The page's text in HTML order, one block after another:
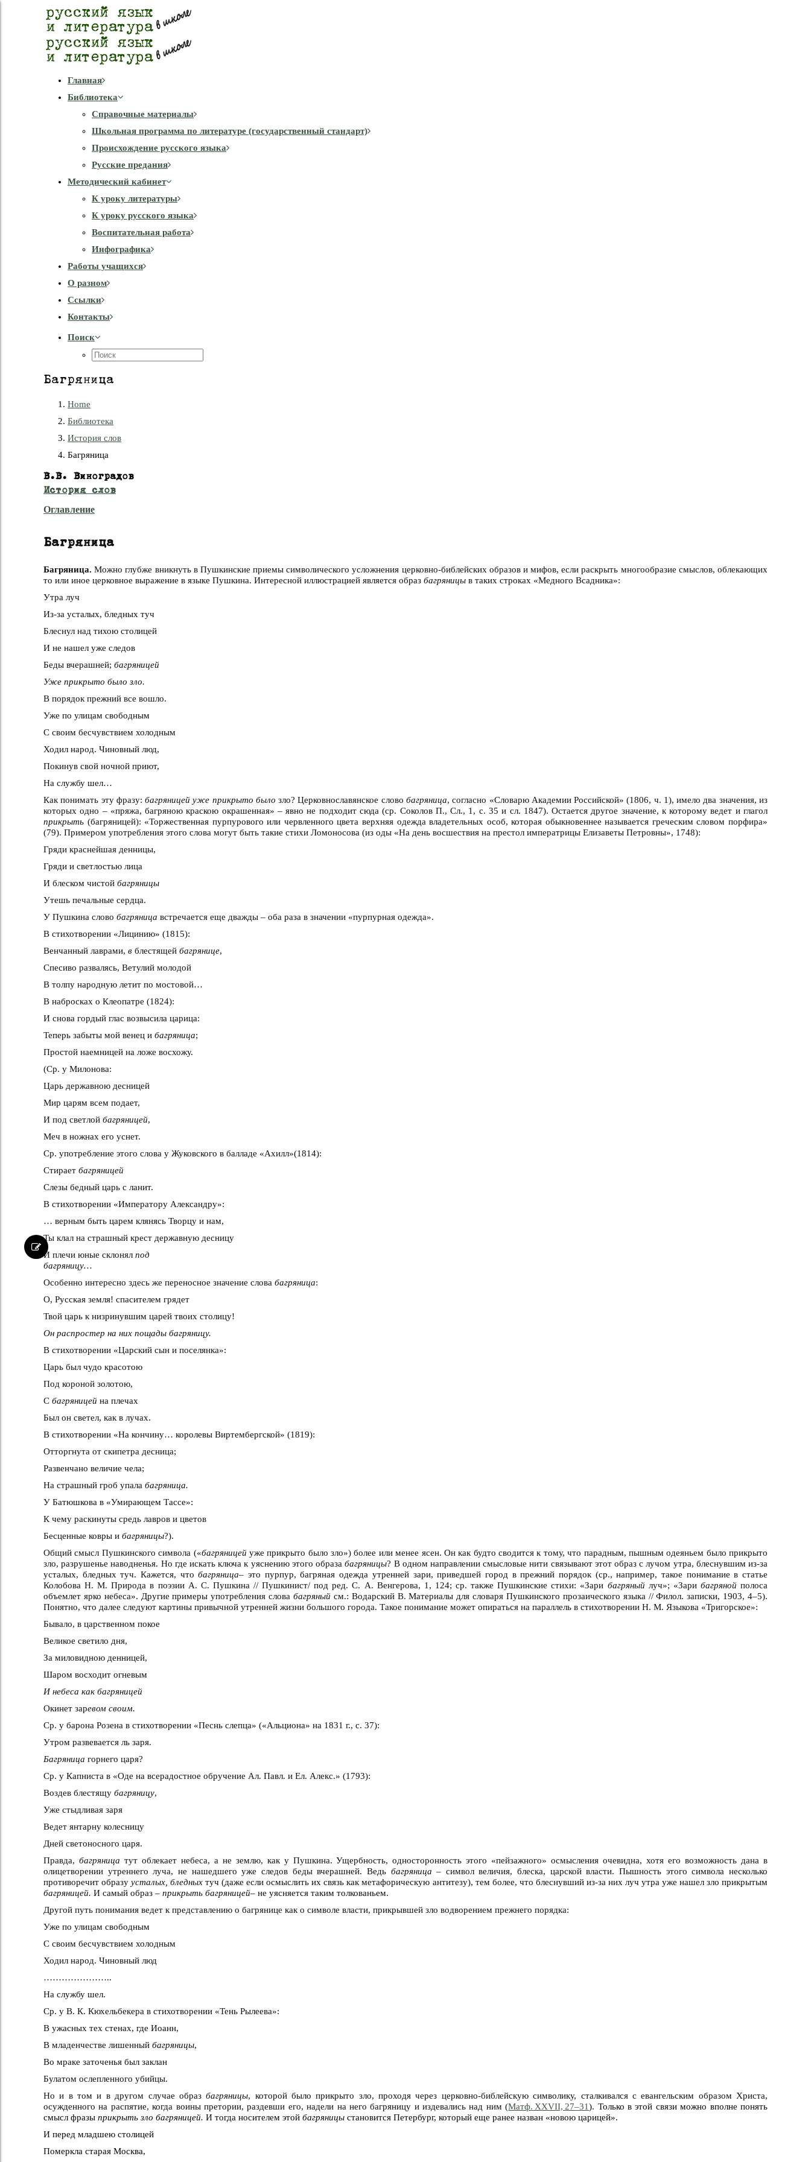
Главная
Библиотека
Справочные материалы
Школьная программа по литературе (государственный стандарт)
Происхождение русского языка
Русские предания
Методический кабинет
К уроку литературы
К уроку русского языка
Воспитательная работа
Инфографика
Работы учащихся
О разном
Cсылки
Контакты
Поиск
Багряница
Home
Библиотека
История слов
Багряница
В.В. Виноградов
История слов
Оглавление
Багряница
Багряница. Можно глубже вникнуть в Пушкинские приемы символического усложнения церковно-библейских образов и мифов, если раскрыть многообразие смыслов, облекающих
то или иное церковное выражение в языке Пушкина. Интересной иллюстрацией является образ багряницы в таких строках «Медного Всадника»:
Утра луч
Из-за усталых, бледных туч
Блеснул над тихою столицей
И не нашел уже следов
Беды вчерашней; багряницей
Уже прикрыто было зло.
В порядок прежний все вошло.
Уже по улицам свободным
С своим бесчувствием холодным
Ходил народ. Чиновный люд,
Покинув свой ночной приют,
На службу шел…
Как понимать эту фразу:багряницей уже прикрыто было зло? Церковнославянское словобагряница, согласно «Словарю Академии Российской» (1806, ч. 1), имело два значения, из
которых одно – «пряжа, багряною краскою окрашенная» – явно не подходит сюда (ср. Соколов П., Сл., 1, с. 35 и сл. 1847). Остается другое значение, к которому ведет и глагол
прикрыть (багряницей): «Торжественная пурпурового или червленного цвета верхняя одежда владетельных особ, которая обыкновеннее называется греческим словом порфира»
(79). Примером употребления этого слова могут быть такие стихи Ломоносова (из оды «На день восшествия на престол императрицы Елизаветы Петровны», 1748):
Гряди краснейшая денницы,
Гряди и светлостью лица
И блеском чистой багряницы
Утешь печальные сердца.
У Пушкина слово багряница встречается еще дважды – оба раза в значении «пурпурная одежда».
В стихотворении «Лицинию» (1815):
Венчанный лаврами, в блестящей багрянице,
Спесиво развалясь, Ветулий молодой
В толпу народную летит по мостовой…
В набросках о Клеопатре (1824):
И снова гордый глас возвысила царица:
Теперь забыты мой венец и багряница;
Простой наемницей на ложе восхожу.
(Ср. у Милонова:
Царь державною десницей
Мир царям всем подает,
И под светлой багряницей,
Меч в ножнах его уснет.
Ср. употребление этого слова у Жуковского в балладе «Ахилл»(1814):
Стирает багряницей
Слезы бедный царь с ланит.
В стихотворении «Императору Александру»:
… верным быть царем клянясь Творцу и нам,
Ты клал на страшный крест державную десницу
И плечи юные склонял под
багряницу…
Особенно интересно здесь же переносное значение слова багряница:
О, Русская земля! спасителем грядет
Твой царь к низринувшим царей твоих столицу!
Он распростер на них пощады багряницу.
В стихотворении «Царский сын и поселянка»:
Царь был чудо красотою
Под короной золотою,
С багряницей на плечах
Был он светел, как в лучах.
В стихотворении «На кончину… королевы Виртембергской» (1819):
Отторгнута от скипетра десница;
Развенчано величие чела;
На страшный гроб упала багряница.
У Батюшкова в «Умирающем Тассе»:
К чему раскинуты средь лавров и цветов
Бесценные ковры и багряницы?).
Общий смысл Пушкинского символа («багряницейуже прикрыто было зло») более или менее ясен. Он как будто сводится к тому, что парадным, пышным одеяньем было прикрыто
зло, разрушенье наводненья. Но где искать ключа к уяснению этого образабагряницы? В одном направлении смысловые нити связывают этот образ с лучом утра, блеснувшим из-за
усталых, бледных туч. Кажется, чтобагряница– это пурпур, багряная одежда утренней зари, приведшей город в прежний порядок (ср., например, такое понимание в статье
Колобова Н. М. Природа в поэзии А. С. Пушкина // Пушкинист/ под ред. С. А. Венгерова, 1, 124; ср. также Пушкинские стихи: «Зари багряныйлуч»; «Зари багрянойполоса
объемлет ярко небеса». Другие примеры употребления слова багряный см.: Водарский В. Материалы для словаря Пушкинского прозаического языка // Филол. записки, 1903, 4–5).
Понятно, что далее следуют картины привычной утренней жизни большого города. Такое понимание может опираться на параллель в стихотворении Н. М. Языкова «Тригорское»:
Бывало, в царственном покое
Великое светило дня,
За миловидною денницей,
Шаром восходит огневым
И небеса как багряницей
Окинет заревом своим.
Ср. у барона Розена в стихотворении «Песнь слепца» («Альциона» на 1831 г., с. 37):
Утром развевается ль заря.
Багряница горнего царя?
Ср. у Капниста в «Оде на всерадостное обручение Ал. Павл. и Ел. Алекс.» (1793):
Воздев блестящу багряницу,
Уже стыдливая заря
Ведет янтарну колесницу
Дней светоносного царя.
Правда, багряница тут облекает небеса, а не землю, как у Пушкина. Ущербность, односторонность этого «пейзажного» осмысления очевидна, хотя его возможность дана в
олицетворении утреннего луча, не нашедшего уже следов беды вчерашней. Ведь багряница – символ величия, блеска, царской власти. Пышность этого символа несколько
противоречит образуусталых, бледных туч (даже если осмыслить их связь как метафорическую антитезу), тем более, что блеснувший из-за них луч утра уже нашел зло прикрытым
багряницей. И самый образ – прикрыть багряницей– не уясняется таким толкованьем.
Другой путь понимания ведет к представлению о багрянице как о символе власти, прикрывшей зло водворением прежнего порядка:
Уже по улицам свободным
С своим бесчувствием холодным
Ходил народ. Чиновный люд
…………………..
На службу шел.
Ср. у В. К. Кюхельбекера в стихотворении «Тень Рылеева»:
В ужасных тех стенах, где Иоанн,
В младенчестве лишенный багряницы,
Во мраке заточенья был заклан
Булатом ослепленного убийцы.
Но и в том и в другом случае образбагряницы, которой было прикрыто зло, проходя через церковно-библейскую символику, сталкивался с евангельским образом Христа,
осужденного на распятие, когда воины претории, раздевши его, надели на него багряницу и издевались над ним (Матф. XXVII, 27–31). Только в этой связи можно вполне понять
смысл фразы прикрыть зло багряницей. И тогда носителем этой багряницы становится Петербург, который еще ранее назван «новою царицей».
И перед младшею столицей
Померкла старая Москва,